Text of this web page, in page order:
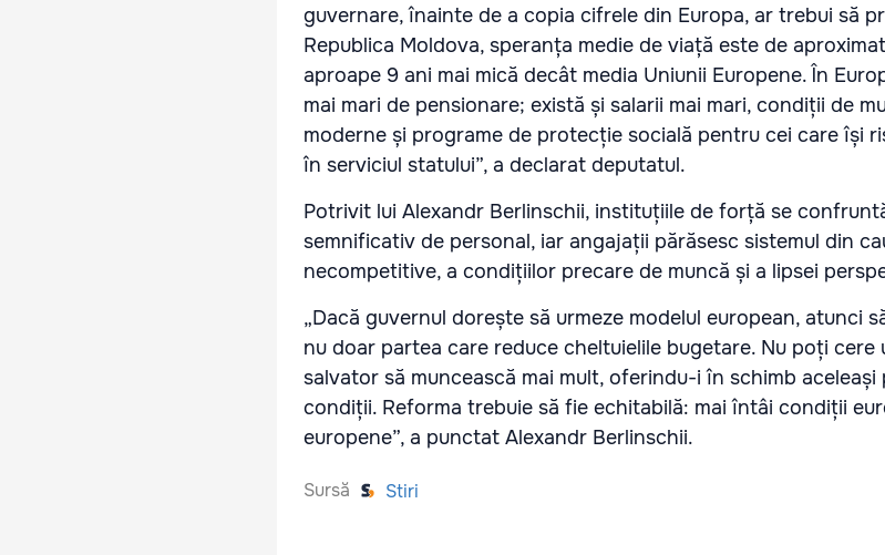
guvernare, înainte de a copia cifrele din Europa, ar trebui să
Republica Moldova, speranța medie de viață este de
aproape 9 ani mai mică decât media Uniunii Europene. În
mai mari de pensionare; există și salarii mai mari, condiții de
moderne și programe de protecție socială pentru cei care își
în serviciul statului”, a declarat deputatul.
Potrivit lui Alexandr Berlinschii, instituțiile de forță se
semnificativ de personal, iar angajații părăsesc sistemul din
necompetitive, a condițiilor precare de muncă și a lipsei
„Dacă guvernul dorește să urmeze modelul european, atunci
nu doar partea care reduce cheltuielile bugetare. Nu poți cere
salvator să muncească mai mult, oferindu-i în schimb aceleași
condiții. Reforma trebuie să fie echitabilă: mai întâi condiții
europene”, a punctat Alexandr Berlinschii.
Sursă Stiri